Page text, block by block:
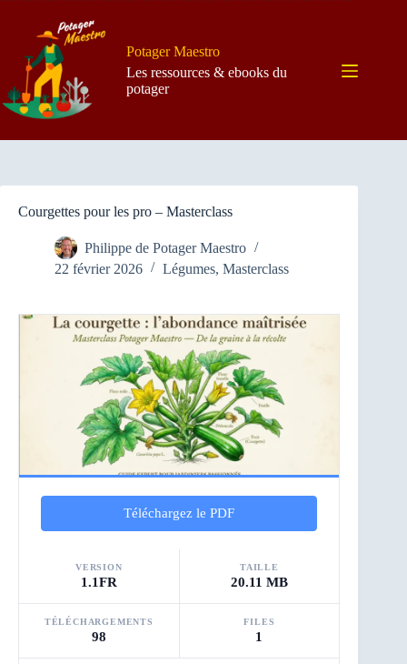
contenu
Potager Maestro
Les ressources & ebooks du
potager
Courgettes pour les pro – Masterclass
Philippe de Potager Maestro
22 février 2026
Légumes, Masterclass
Téléchargez le PDF
VERSION
1.1FR
TAILLE
20.11 MB
TÉLÉCHARGEMENTS
98
FILES
1